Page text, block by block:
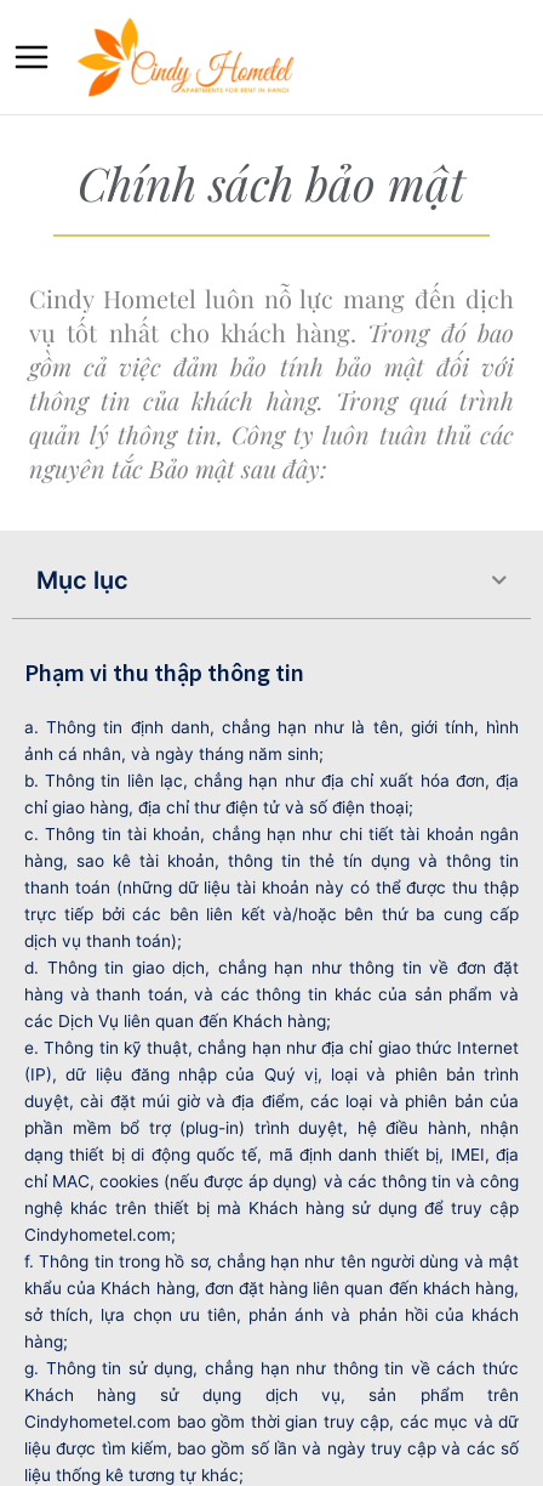
nội
Chính sách bảo mật
Cindy Hometel luôn nỗ lực mang đến dịch
vụ tốt nhất cho khách hàng. Trong đó bao
gồm cả việc đảm bảo tính bảo mật đối với
thông tin của khách hàng. Trong quá trình
quản lý thông tin, Công ty luôn tuân thủ các
nguyên tắc Bảo mật sau đây:
Mục lục
Phạm vi thu thập thông tin
a. Thông tin định danh, chẳng hạn như là tên, giới tính, hình
ảnh cá nhân, và ngày tháng năm sinh;
b. Thông tin liên lạc, chẳng hạn như địa chỉ xuất hóa đơn, địa
chỉ giao hàng, địa chỉ thư điện tử và số điện thoại;
c. Thông tin tài khoản, chẳng hạn như chi tiết tài khoản ngân
hàng, sao kê tài khoản, thông tin thẻ tín dụng và thông tin
thanh toán (những dữ liệu tài khoản này có thể được thu thập
trực tiếp bởi các bên liên kết và/hoặc bên thứ ba cung cấp
dịch vụ thanh toán);
d. Thông tin giao dịch, chẳng hạn như thông tin về đơn đặt
hàng và thanh toán, và các thông tin khác của sản phẩm và
các Dịch Vụ liên quan đến Khách hàng;
e. Thông tin kỹ thuật, chẳng hạn như địa chỉ giao thức Internet
(IP), dữ liệu đăng nhập của Quý vị, loại và phiên bản trình
duyệt, cài đặt múi giờ và địa điểm, các loại và phiên bản của
phần mềm bổ trợ (plug-in) trình duyệt, hệ điều hành, nhận
dạng thiết bị di động quốc tế, mã định danh thiết bị, IMEI, địa
chỉ MAC, cookies (nếu được áp dụng) và các thông tin và công
nghệ khác trên thiết bị mà Khách hàng sử dụng để truy cập
Cindyhometel.com;
f. Thông tin trong hồ sơ, chẳng hạn như tên người dùng và mật
khẩu của Khách hàng, đơn đặt hàng liên quan đến khách hàng,
sở thích, lựa chọn ưu tiên, phản ánh và phản hồi của khách
hàng;
g. Thông tin sử dụng, chẳng hạn như thông tin về cách thức
Khách hàng sử dụng dịch vụ, sản phẩm trên
Cindyhometel.com bao gồm thời gian truy cập, các mục và dữ
liệu được tìm kiếm, bao gồm số lần và ngày truy cập và các số
liệu thống kê tương tự khác;